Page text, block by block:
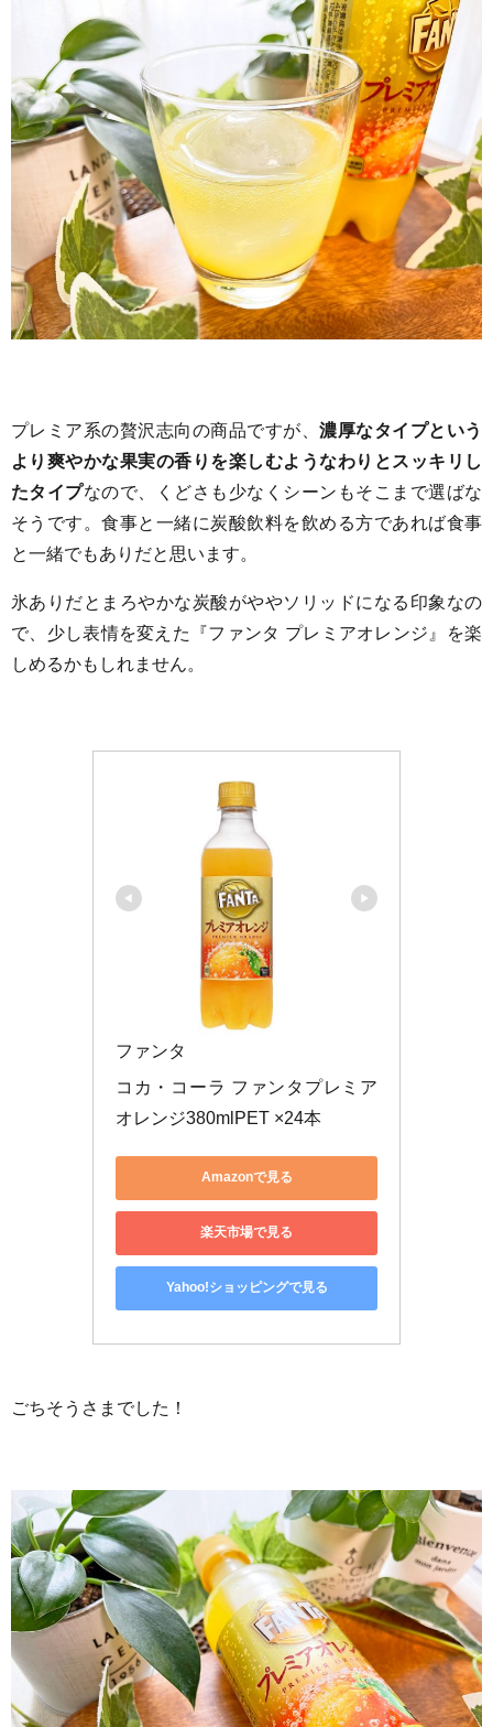
プレミア系の贅沢志向の商品ですが、濃厚なタイプという
より爽やかな果実の香りを楽しむようなわりとスッキリし
たタイプなので、くどさも少なくシーンもそこまで選ばな
そうです。食事と一緒に炭酸飲料を飲める方であれば食事
と一緒でもありだと思います。
氷ありだとまろやかな炭酸がややソリッドになる印象なの
で、少し表情を変えた『ファンタ プレミアオレンジ』を楽
しめるかもしれません。
ファンタ
コカ・コーラ ファンタプレミア
オレンジ380mlPET ×24本
Amazonで見る
楽天市場で見る
Yahoo!ショッピングで見る
ごちそうさまでした！